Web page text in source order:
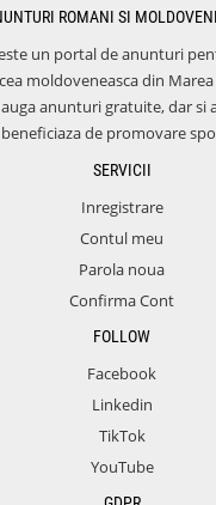
ROMANI SI
un portal de anunturi
moldoveneasca din
anunturi gratuite, dar si
beneficiaza de promovare
SERVICII
Inregistrare
Contul meu
Parola noua
Confirma Cont
FOLLOW
Facebook
Linkedin
TikTok
YouTube